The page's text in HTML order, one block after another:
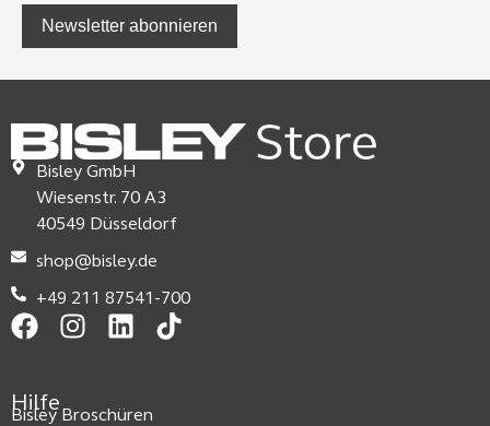
Newsletter abonnieren
Bisley GmbH
Wiesenstr. 70 A3
40549 Düsseldorf
shop@bisley.de
+49 211 87541-700
Hilfe
Bisley Broschüren